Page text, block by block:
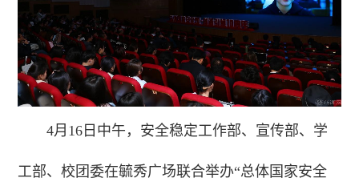
4月16日中午，安全稳定工作部、宣传部、学
工部、校团委在毓秀广场联合举办“总体国家安全